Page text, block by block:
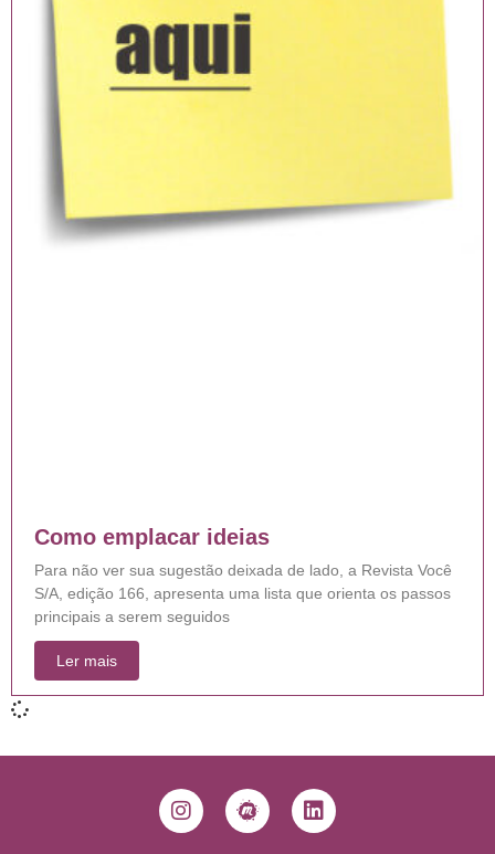
Como emplacar ideias
Para não ver sua sugestão deixada de lado, a Revista Você
S/A, edição 166, apresenta uma lista que orienta os passos
principais a serem seguidos
Ler mais